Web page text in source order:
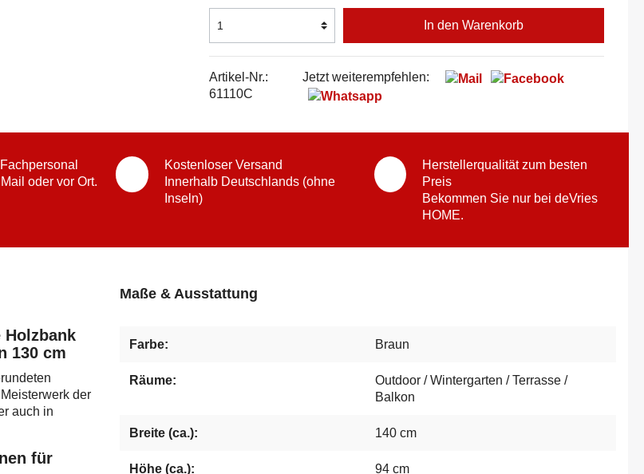
In den Warenkorb
Artikel-Nr.:
61110C
Jetzt weiterempfehlen:
oder vor Ort.
Kostenloser Versand
Innerhalb Deutschlands (ohne
Inseln)
Herstellerqualität zum besten
Preis
Bekommen Sie nur bei deVries
HOME.
Holzbank
130 cm
der
auch in
für
Maße & Ausstattung
Farbe: Braun
Räume:
Outdoor / Wintergarten / Terrasse /
Balkon
Breite (ca.): 140 cm
Höhe (ca.): 94 cm